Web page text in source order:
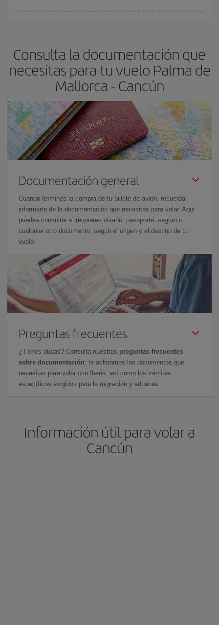
Consulta la documentación que
necesitas para tu vuelo Palma de
Mallorca - Cancún
Documentación general
Cuando termines la compra de tu billete de avión, recuerda
informarte de la documentación que necesitas para volar. Aquí
puedes consultar si requieres visado, pasaporte, seguro o
cualquier otro documento, según el origen y el destino de tu
vuelo.
Preguntas frecuentes
¿Tienes dudas? Consulta nuestras preguntas frecuentes
sobre documentación: te aclaramos los documentos que
necesitas para volar con Iberia, así como los trámites
específicos exigidos para la migración y aduanas.
Información útil para volar a
Cancún